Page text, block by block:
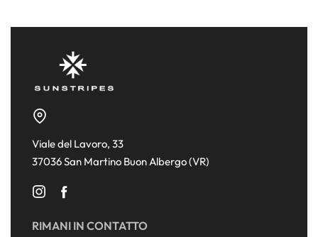
Viale del Lavoro, 33
37036 San Martino Buon Albergo (VR)
RIMANI IN CONTATTO